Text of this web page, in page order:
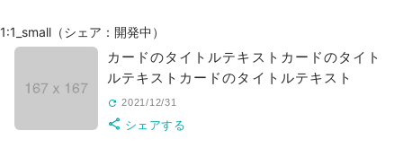
1:1_small（シェア：開発中）
カードのタイトルテキストカードのタイト
ルテキストカードのタイトルテキスト
2021/12/31
シェアする